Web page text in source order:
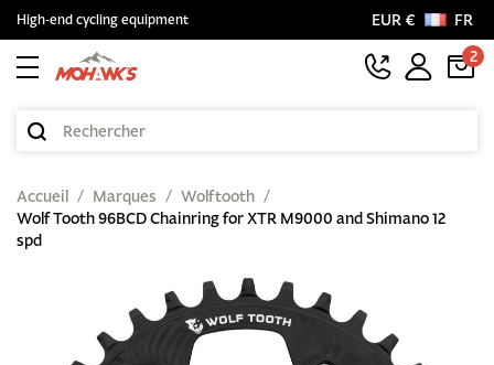
High-end cycling equipment EUR €
FR
2
Accueil Marques
Wolftooth
Wolf Tooth 96BCD Chainring for XTR M9000 and Shimano 12
spd